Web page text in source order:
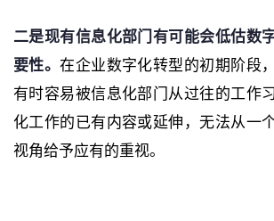
二是现有信息化部门有可能会低估数
要性。在企业数字化转型的初期阶段
有时容易被信息化部门从过往的工作
化工作的已有内容或延伸，无法从一
视角给予应有的重视。